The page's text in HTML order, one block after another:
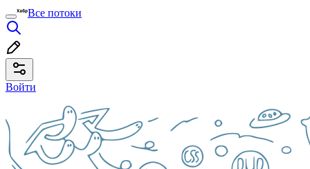
Все потоки
Войти